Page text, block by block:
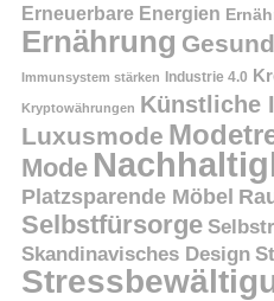
Erneuerbare Energien
Ernährung
Immunsystem stärken Industrie 4.0
Kryptowährungen Künstliche
Luxusmode
Mode
Platzsparende Möbel
Selbstfürsorge
Skandinavisches Design